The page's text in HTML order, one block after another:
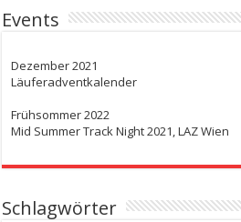
Events
Dezember 2021
Läuferadventkalender
Frühsommer 2022
Mid Summer Track Night 2021, LAZ Wien
Schlagwörter